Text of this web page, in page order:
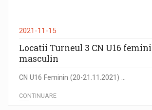
2021-11-15
Locatii Turneul 3 CN U16
masculin
CN U16 Feminin (20-21.11.2021) ...
CONTINUARE